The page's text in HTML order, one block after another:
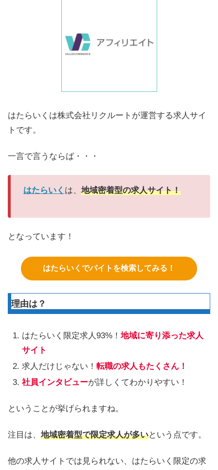
はたらいくは株式会社リクルートが運営する求人サイ
トです。
一言で言うならば・・・
はたらいく は、 地域密着型の求人サイト！
となっています！
はたらいくでバイトを検索してみる！
理由は？
はたらいく限定求人93%！地域に寄り添った求人
サイト
求人だけじゃない！転職の求人もたくさん！
社員インタビューが詳しくてわかりやすい！
ということが挙げられますね。
注目は、 地域密着型で限定求人が多いという点です。
他の求人サイトでは見られない、はたらいく限定の求